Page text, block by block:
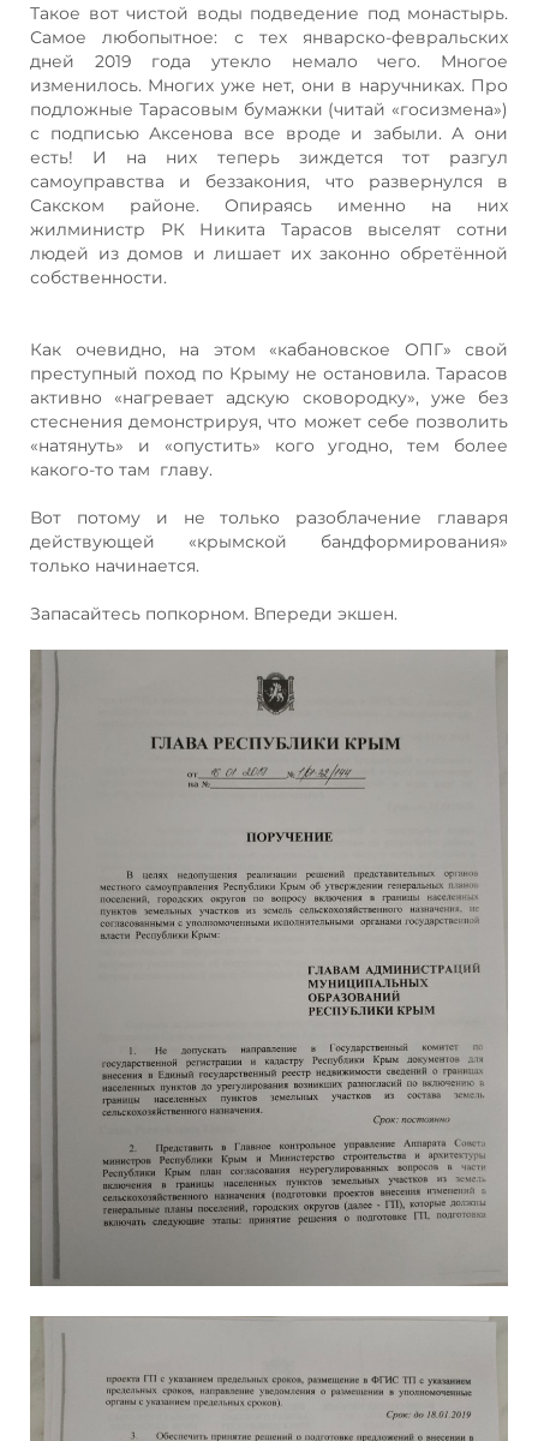
Такое вот чистой воды подведение под монастырь.
Самое любопытное: с тех январско-февральских
дней 2019 года утекло немало чего. Многое
изменилось. Многих уже нет, они в наручниках. Про
подложные Тарасовым бумажки (читай «госизмена»)
с подписью Аксенова все вроде и забыли. А они
есть! И на них теперь зиждется тот разгул
самоуправства и беззакония, что развернулся в
Сакском районе. Опираясь именно на них
жилминистр РК Никита Тарасов выселят сотни
людей из домов и лишает их законно обретённой
собственности.
Как очевидно, на этом «кабановское ОПГ» свой
преступный поход по Крыму не остановила. Тарасов
активно «нагревает адскую сковородку», уже без
стеснения демонстрируя, что может себе позволить
«натянуть» и «опустить» кого угодно, тем более
какого-то там главу.
Вот потому и не только разоблачение главаря
действующей «крымской бандформирования»
только начинается.
Запасайтесь попкорном. Впереди экшен.